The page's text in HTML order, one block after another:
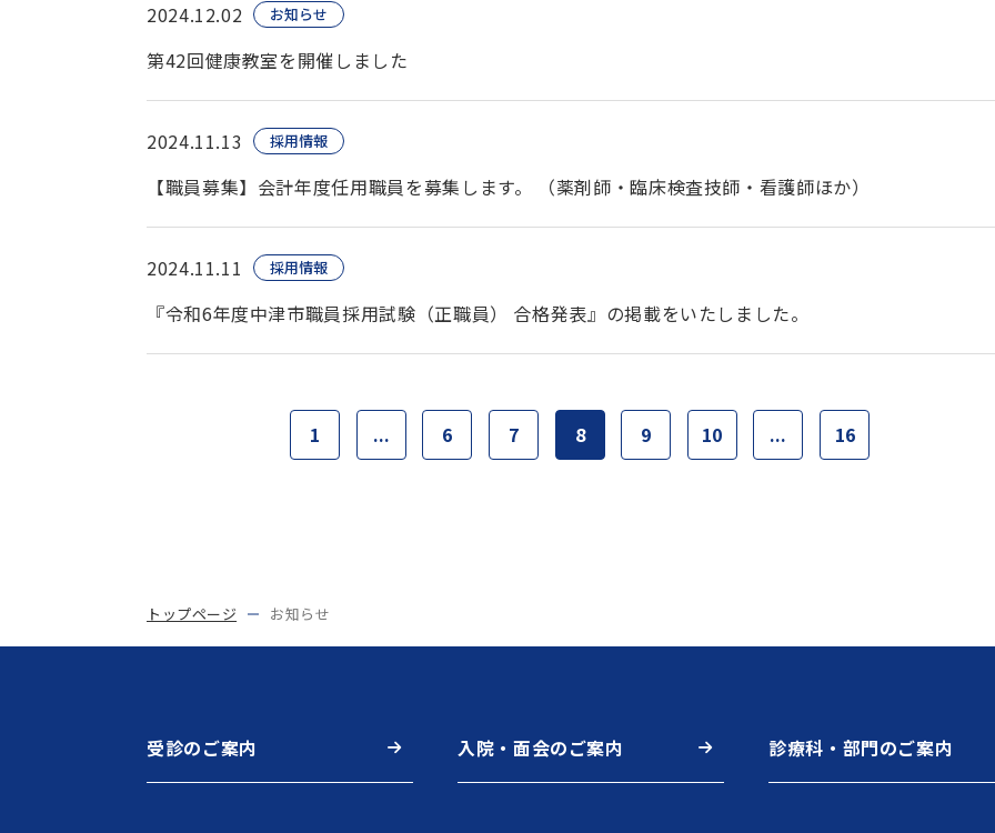
2024.12.02 お知らせ
第42回健康教室を開催しました
2024.11.13 採用情報
【職員募集】会計年度任用職員を募集します。 （薬剤師・臨床検査技師・看護師ほか）
2024.11.11 採用情報
『令和6年度中津市職員採用試験（正職員） 合格発表』の掲載をいたしました。
1 ... 6 7 8 9 10 ... 16
トップページ お知らせ
受診のご案内 入院・面会のご案内 診療科・部門のご案内